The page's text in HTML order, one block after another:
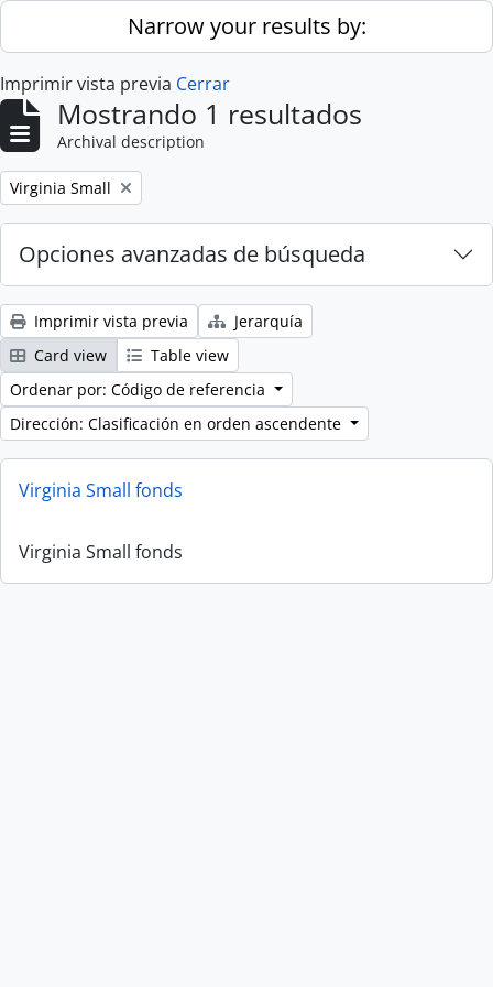
Skip to main contentNarrow your results by:
Imprimir vista previa Cerrar
Mostrando 1 resultados
Archival description
Remove filter:
Virginia Small
Opciones avanzadas de búsqueda
Imprimir vista previa
Jerarquía
Card view
Table view
Ordenar por: Código de referencia
Dirección: Clasificación en orden ascendente
Virginia Small fonds
Virginia Small fonds